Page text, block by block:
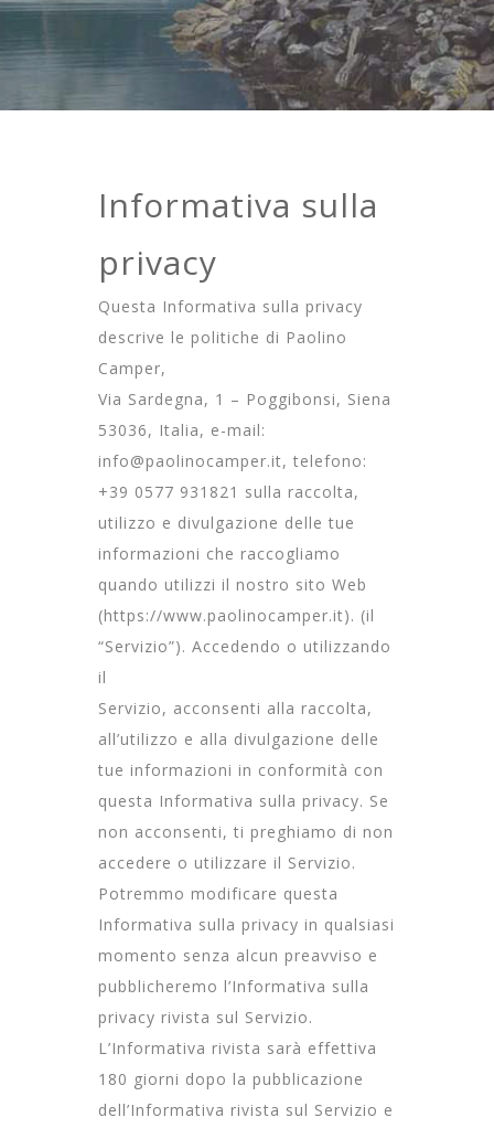
Informativa sulla
privacy
Questa Informativa sulla privacy
descrive le politiche di Paolino
Camper,
Via Sardegna, 1 – Poggibonsi, Siena
53036, Italia, e-mail:
info@paolinocamper.it, telefono:
+39 0577 931821 sulla raccolta,
utilizzo e divulgazione delle tue
informazioni che raccogliamo
quando utilizzi il nostro sito Web
(https://www.paolinocamper.it). (il
“Servizio”). Accedendo o utilizzando
il
Servizio, acconsenti alla raccolta,
all’utilizzo e alla divulgazione delle
tue informazioni in conformità con
questa Informativa sulla privacy. Se
non acconsenti, ti preghiamo di non
accedere o utilizzare il Servizio.
Potremmo modificare questa
Informativa sulla privacy in qualsiasi
momento senza alcun preavviso e
pubblicheremo l’Informativa sulla
privacy rivista sul Servizio.
L’Informativa rivista sarà effettiva
180 giorni dopo la pubblicazione
dell’Informativa rivista sul Servizio e